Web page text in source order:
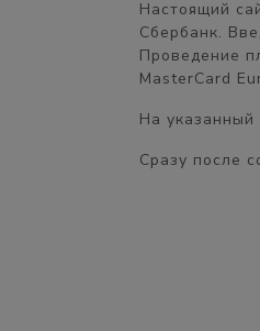
Настоящий
Сбербанк.
Проведение
MasterCard
На
Сразу после